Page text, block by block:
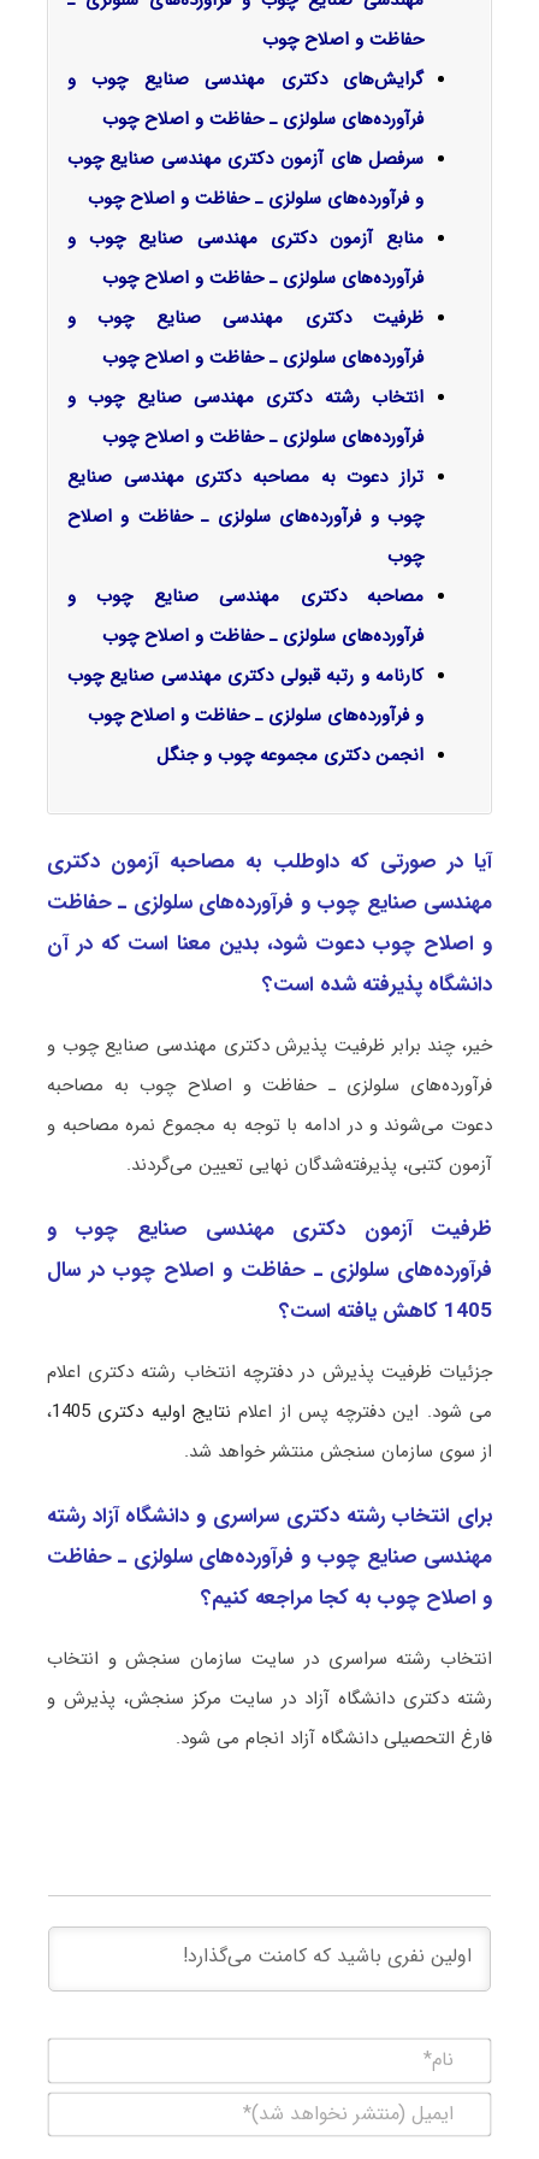
حفاظت و اصلاح چوب
گرایش‌های دکتری مهندسی صنایع چوب و
فرآورده‌های سلولزی ـ حفاظت و اصلاح چوب
سرفصل‌ های آزمون دکتری مهندسی صنایع چوب
و فرآورده‌های سلولزی ـ حفاظت و اصلاح چوب
منابع آزمون دکتری مهندسی صنایع چوب و
فرآورده‌های سلولزی ـ حفاظت و اصلاح چوب
ظرفیت دکتری مهندسی صنایع چوب و
فرآورده‌های سلولزی ـ حفاظت و اصلاح چوب
انتخاب رشته دکتری مهندسی صنایع چوب و
فرآورده‌های سلولزی ـ حفاظت و اصلاح چوب
تراز دعوت به مصاحبه دکتری مهندسی صنایع
چوب و فرآورده‌های سلولزی ـ حفاظت و اصلاح
چوب
مصاحبه دکتری مهندسی صنایع چوب و
فرآورده‌های سلولزی ـ حفاظت و اصلاح چوب
کارنامه و رتبه قبولی دکتری مهندسی صنایع چوب
و فرآورده‌های سلولزی ـ حفاظت و اصلاح چوب
انجمن دکتری مجموعه چوب و جنگل
آیا در صورتی که داوطلب به مصاحبه آزمون دکتری
مهندسی صنایع چوب و فرآورده‌های سلولزی ـ حفاظت
و اصلاح چوب دعوت شود، بدین معنا است که در آن
دانشگاه پذیرفته شده است؟
خیر، چند برابر ظرفیت پذیرش دکتری مهندسی صنایع چوب و
فرآورده‌های سلولزی ـ حفاظت و اصلاح چوب به مصاحبه
دعوت می‌شوند و در ادامه با توجه به مجموع نمره مصاحبه و
آزمون کتبی، پذیرفته‌شدگان نهایی تعیین می‌گردند.
ظرفیت آزمون دکتری مهندسی صنایع چوب و
فرآورده‌های سلولزی ـ حفاظت و اصلاح چوب در سال
1405 کاهش یافته است؟
جزئیات ظرفیت پذیرش در دفترچه انتخاب رشته دکتری اعلام
می شود. این دفترچه پس از اعلام نتایج اولیه دکتری 1405
،
از سوی سازمان سنجش منتشر خواهد شد.
برای انتخاب رشته دکتری سراسری و دانشگاه آزاد رشته
مهندسی صنایع چوب و فرآورده‌های سلولزی ـ حفاظت
و اصلاح چوب به کجا مراجعه کنیم؟
انتخاب رشته سراسری در سایت سازمان سنجش و انتخاب
رشته دکتری دانشگاه آزاد در سایت مرکز سنجش، پذیرش و
فارغ التحصیلی دانشگاه آزاد انجام می شود.
(منتشر